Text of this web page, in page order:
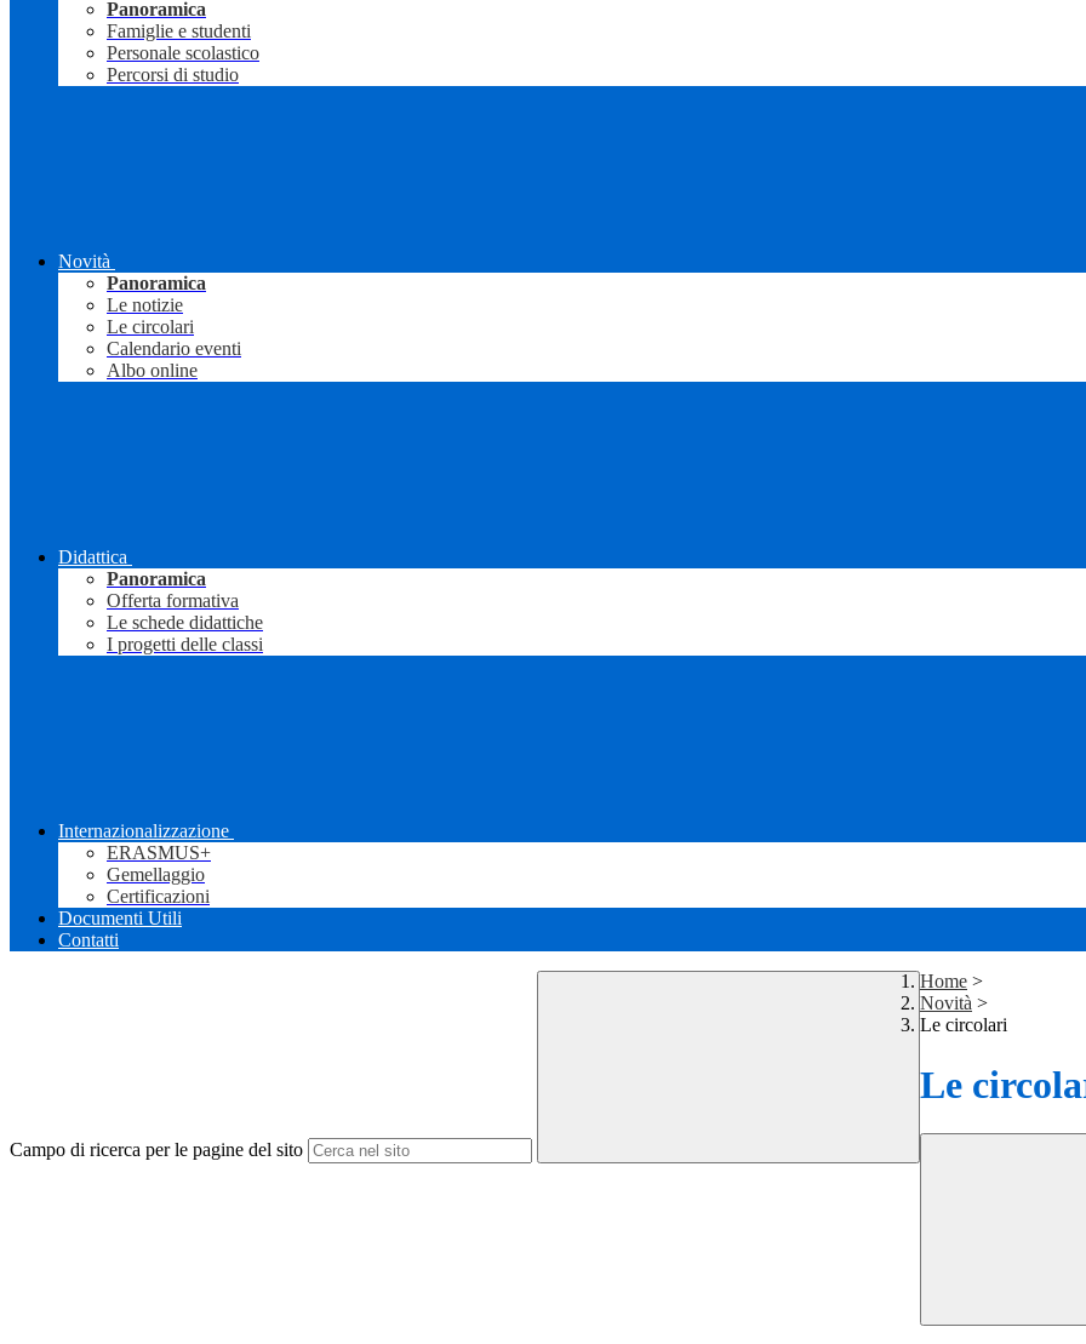
Panoramica
Famiglie e studenti
Personale scolastico
Percorsi di studio
Novità
Panoramica
Le notizie
Le circolari
Calendario eventi
Albo online
Didattica
Panoramica
Offerta formativa
Le schede didattiche
I progetti delle classi
Internazionalizzazione
ERASMUS+
Gemellaggio
Certificazioni
Documenti Utili
Contatti
Campo di ricerca per le pagine del sito
Home >
Novità >
Le circolari
Le